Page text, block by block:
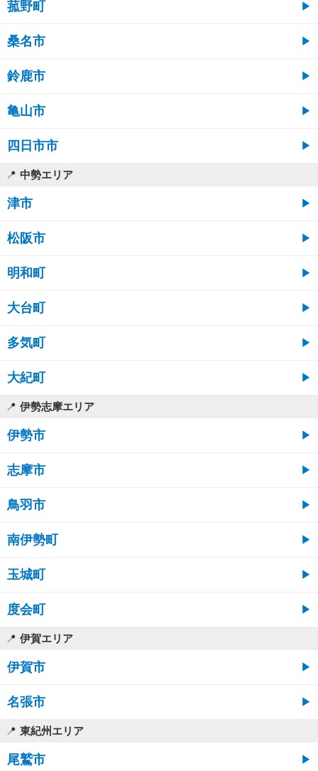
菰野町
桑名市
鈴鹿市
亀山市
四日市市
中勢エリア
津市
松阪市
明和町
大台町
多気町
大紀町
伊勢志摩エリア
伊勢市
志摩市
鳥羽市
南伊勢町
玉城町
度会町
伊賀エリア
伊賀市
名張市
東紀州エリア
尾鷲市